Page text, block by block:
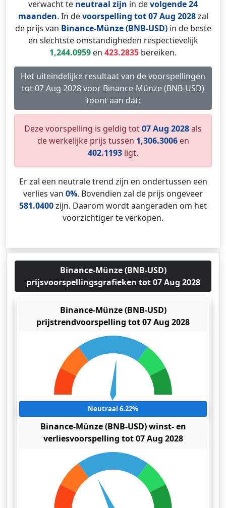
verwacht te neutraal zijn in devolgende 24
maanden. In devoorspelling tot 07 Aug 2028zal
de prijs van Binance-Münze (BNB-USD)in de beste
en slechtste omstandigheden respectievelijk
1,244.0959 en 423.2835 bereiken.
Het uiteindelijke resultaat van de voorspellingen
tot 07 Aug 2028 voor Binance-Münze (BNB-USD)
toont aan dat:
Deze voorspelling is geldig tot07 Aug 2028als
de werkelijke prijs tussen 1,306.3006en
402.1193 ligt.
Er zal een neutrale trend zijn en ondertussen een
verlies van 0%. Bovendien zal de prijs ongeveer
581.0400zijn. Daarom wordt aangeraden om het
voorzichtiger te verkopen.
Binance-Münze (BNB-USD)
prijsvoorspellingsgrafieken tot 07 Aug 2028
Binance-Münze (BNB-USD)
prijstrendvoorspelling tot 07 Aug 2028
Neutraal 6.22%
Binance-Münze (BNB-USD) winst- en
verliesvoorspelling tot 07 Aug 2028